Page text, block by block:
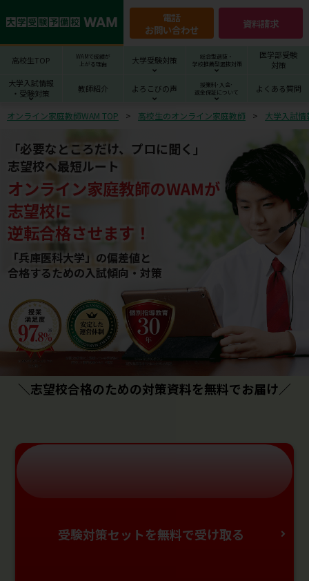
電話
お問い合わせ
資料請求
高校生TOP
WAMで成績が
上がる理由
大学受験対策
総合型選抜・
学校推薦型選抜対策
医学部受験
対策
大学入試情報
・受験対策
教師紹介 よろこびの声
授業料･入会･
返金保証について
よくある質問
オンライン家庭教師WAM TOP 高校生のオンライン家庭教師 大学入試
「必要なところだけ、プロに聞く」
志望校へ最短ルート
オンライン家庭教師のWAMが
志望校に
逆転合格させます！
「兵庫医科大学」の偏差値と
合格するための⼊試傾向・対策
＼志望校合格のための対策資料を無料でお届け／
受験対策セットを無料で受け取る